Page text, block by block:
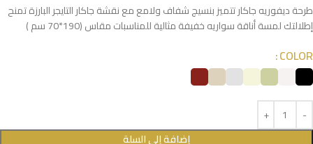
طرحة ديفوريه جاكار تتميز بنسيج شفاف ولامع مع نقشة جاكار التايجر البارزة تمنح
إطلالتك لمسة أناقة سواريه خفيفة مثالية للمناسبات مقاس (190*70 سم )
COLOR
إضافة إلى السلة